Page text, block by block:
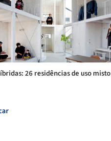
26 residências de uso misto